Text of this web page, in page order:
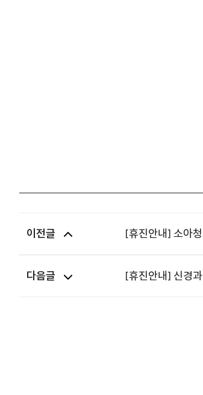
이전글 [휴진안내] 소아
다음글 [휴진안내] 신경